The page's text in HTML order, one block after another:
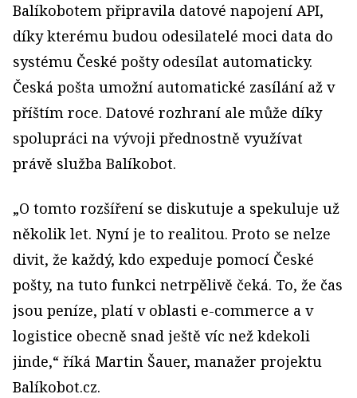
Balíkobotem připravila datové napojení API,
díky kterému budou odesilatelé moci data do
systému České pošty odesílat automaticky.
Česká pošta umožní automatické zasílání až v
příštím roce. Datové rozhraní ale může díky
spolupráci na vývoji přednostně využívat
právě služba Balíkobot.
„O tomto rozšíření se diskutuje a spekuluje už
několik let. Nyní je to realitou. Proto se nelze
divit, že každý, kdo expeduje pomocí České
pošty, na tuto funkci netrpělivě čeká. To, že čas
jsou peníze, platí v oblasti e-commerce a v
logistice obecně snad ještě víc než kdekoli
jinde,“ říká Martin Šauer, manažer projektu
Balíkobot.cz.